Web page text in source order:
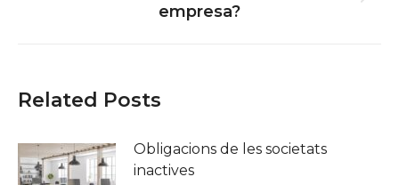
post:
empresa?
Related Posts
Obligacions de les societats
inactives